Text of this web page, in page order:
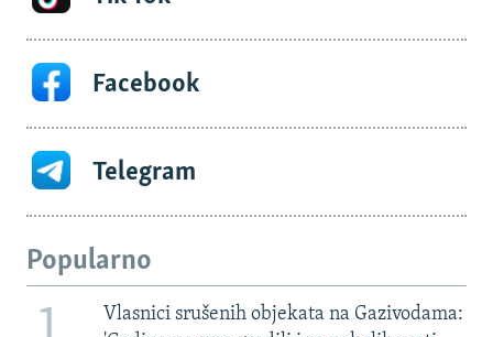
Facebook
Telegram
Popularno
Vlasnici srušenih objekata na Gazivodama: